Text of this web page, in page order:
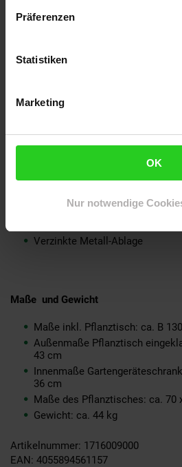
Präferenzen
Statistiken
Marketing
OK
Nur notwendige
Pflanztisch
Material: imprägniertes,
Farbe: natur
3 Regalböden im Schrankinnern
Pflanztisch
Mit zwei Löcher-Öffnungen zur
Inkl. ausklappbarem Pflanztisch
Hauptsächlich Kiefernholz
Verzinkte Metall-Ablage
Maße und Gewicht
Maße inkl. Pflanztisch: ca. B
Außenmaße Pflanztisch
43 cm
Innenmaße
36 cm
Maße des Pflanztisches: ca. 70
Gewicht: ca. 44 kg
Artikelnummer: 1716009000
EAN: 4055894561157